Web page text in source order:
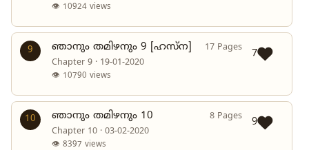
👁 10924 views
9 ഞാനും തമിഴനും 9 [ഹസ്ന]
17 Pages
Chapter 9 · 19-01-2020
👁 10790 views
7
10 ഞാനും തമിഴനും 10
8 Pages
Chapter 10 · 03-02-2020
👁 8397 views
9